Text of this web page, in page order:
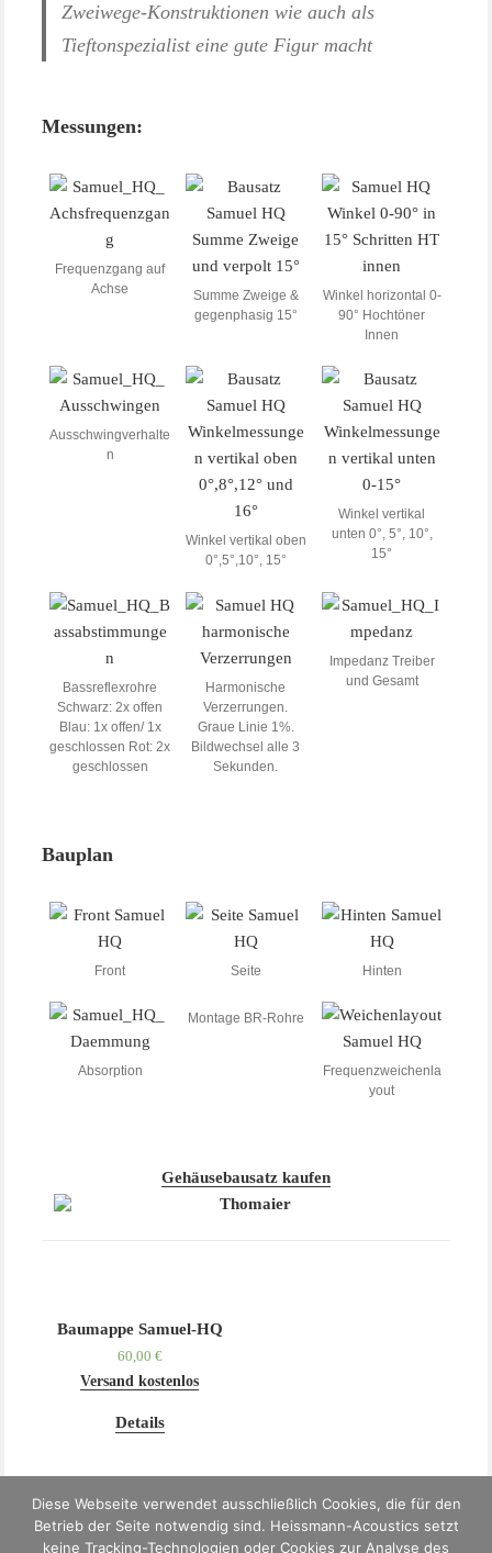
Zweiwege-Konstruktionen wie auch als
Tieftonspezialist eine gute Figur macht
Messungen:
Frequenzgang auf
Achse
Summe Zweige &
gegenphasig 15°
Winkel horizontal 0-
90° Hochtöner
Innen
Ausschwingverhalte
n
Winkel vertikal oben
0°,5°,10°, 15°
Winkel vertikal
unten 0°, 5°, 10°,
15°
Bassreflexrohre
Schwarz: 2x offen
Blau: 1x offen/ 1x
geschlossen Rot: 2x
geschlossen
Harmonische
Verzerrungen.
Graue Linie 1%.
Bildwechsel alle 3
Sekunden.
Impedanz Treiber
und Gesamt
Bauplan
Front Seite Hinten
Absorption
Montage BR-Rohre
Frequenzweichenla
yout
Gehäusebausatz kaufen
Baumappe Samuel-HQ
60,00 €
Versand kostenlos
Details
Diese Webseite verwendet ausschließlich Cookies, die für den
Betrieb der Seite notwendig sind. Heissmann-Acoustics setzt
keine Tracking-Technologien oder Cookies zur Analyse des